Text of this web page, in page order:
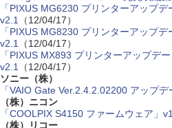
「PIXUS MG6230 プリンターアップデ
v2.1
（12/04/17）
「PIXUS MG8230 プリンターアップデ
v2.1
（12/04/17）
「PIXUS MX893 プリンターアップデ
v2.1
（12/04/17）
ソニー（株）
「VAIO Gate Ver.2.4.2.02200 アップデ
（株）ニコン
「COOLPIX S4150 ファームウェア」
（株）リコー